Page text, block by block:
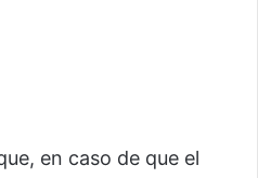
en caso de que el